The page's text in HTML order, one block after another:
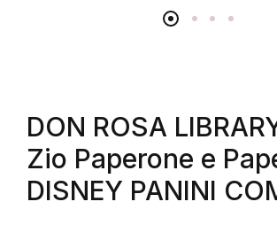
DON ROSA
Zio Paperone e
DISNEY PANINI